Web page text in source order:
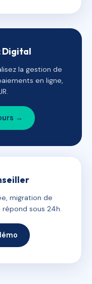
Digital
la gestion de
en ligne,
→
migration de
sous 24h.